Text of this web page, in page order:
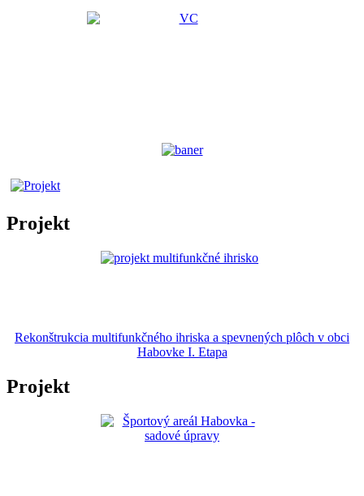
Projekt
Rekonštrukcia multifunkčného ihriska a spevnených plôch v obci
Habovke I. Etapa
Projekt